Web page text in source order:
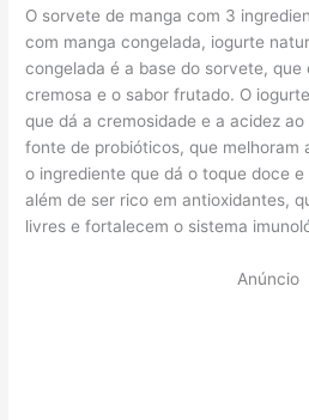
O sorvete de manga com 3
com manga congelada, iogurte
congelada é a base do sorvete, que
cremosa e o sabor frutado. O
que dá a cremosidade e a acidez
fonte de probióticos, que melhoram
o ingrediente que dá o toque doce
além de ser rico em antioxidantes,
livres e fortalecem o sistema
Anúncio